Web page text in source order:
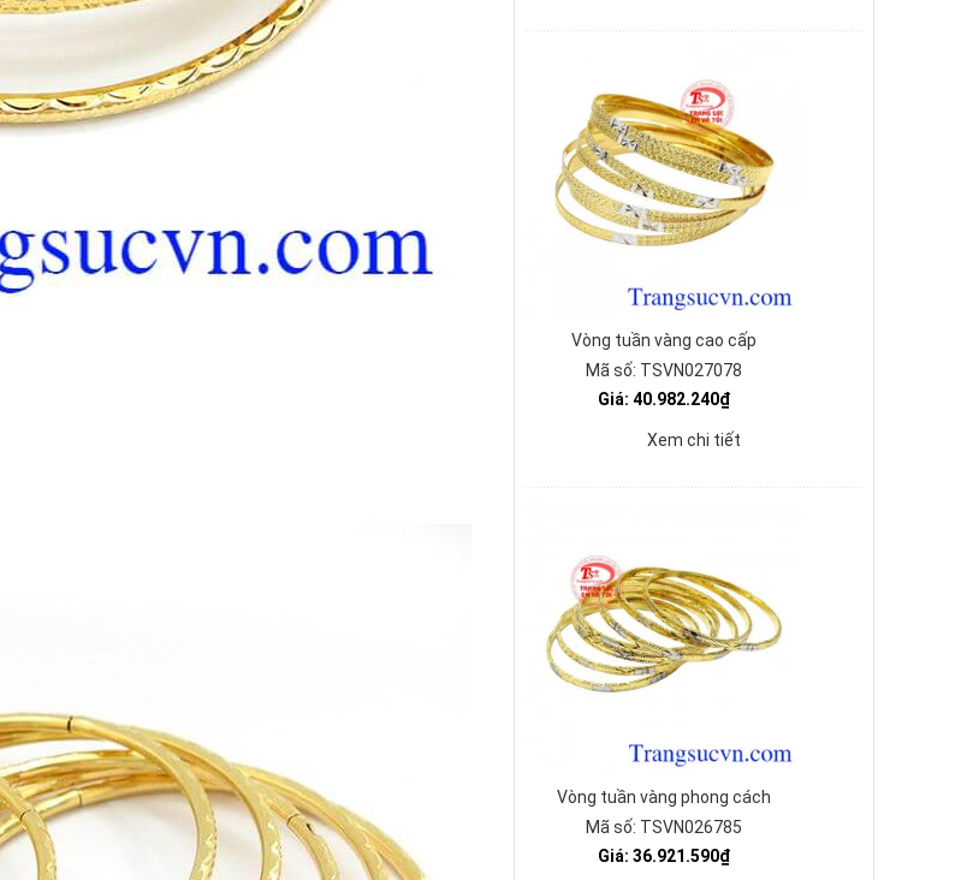
Vòng tuần vàng cao cấp
Mã số: TSVN027078
Giá: 40.982.240₫
Xem chi tiết
Vòng tuần vàng phong cách
Mã số: TSVN026785
Giá: 36.921.590₫